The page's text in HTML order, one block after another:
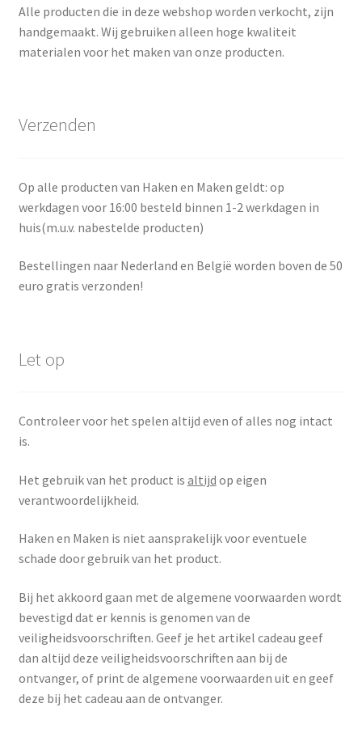
Alle producten die in deze webshop worden verkocht, zijn
handgemaakt. Wij gebruiken alleen hoge kwaliteit
materialen voor het maken van onze producten.
Verzenden
Op alle producten van Haken en Maken geldt: op
werkdagen voor 16:00 besteld binnen 1-2 werkdagen in
huis(m.u.v. nabestelde producten)
Bestellingen naar Nederland en België worden boven de 50
euro gratis verzonden!
Let op
Controleer voor het spelen altijd even of alles nog intact
is.
Het gebruik van het product is altijd op eigen
verantwoordelijkheid.
Haken en Maken is niet aansprakelijk voor eventuele
schade door gebruik van het product.
Bij het akkoord gaan met de algemene voorwaarden wordt
bevestigd dat er kennis is genomen van de
veiligheidsvoorschriften. Geef je het artikel cadeau geef
dan altijd deze veiligheidsvoorschriften aan bij de
ontvanger, of print de algemene voorwaarden uit en geef
deze bij het cadeau aan de ontvanger.